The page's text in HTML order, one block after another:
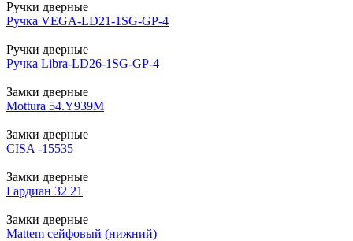
Ручки дверные
Ручка VEGA-LD21-1SG-GP-4
Ручки дверные
Ручка Libra-LD26-1SG-GP-4
Замки дверные
Mottura 54.Y939M
Замки дверные
CISA -15535
Замки дверные
Гардиан 32 21
Замки дверные
Mattem сейфовый (нижний)